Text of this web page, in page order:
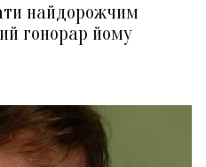
найдорожчим
гонорар йому